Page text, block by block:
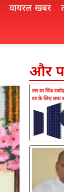
वायरल खबर
और